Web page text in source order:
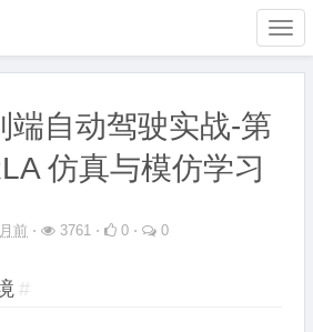
端自动驾驶实战-第
仿真与模仿学习
前 ⋅ 3761 ⋅ 0 ⋅ 0
#